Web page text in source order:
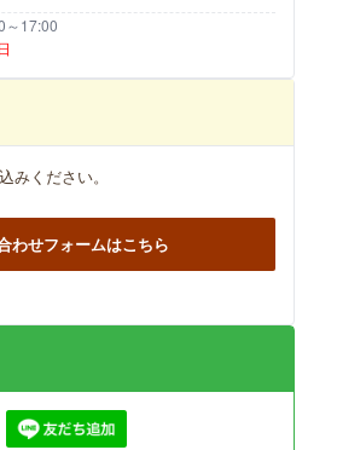
～17:00
みください。
わせフォームはこちら